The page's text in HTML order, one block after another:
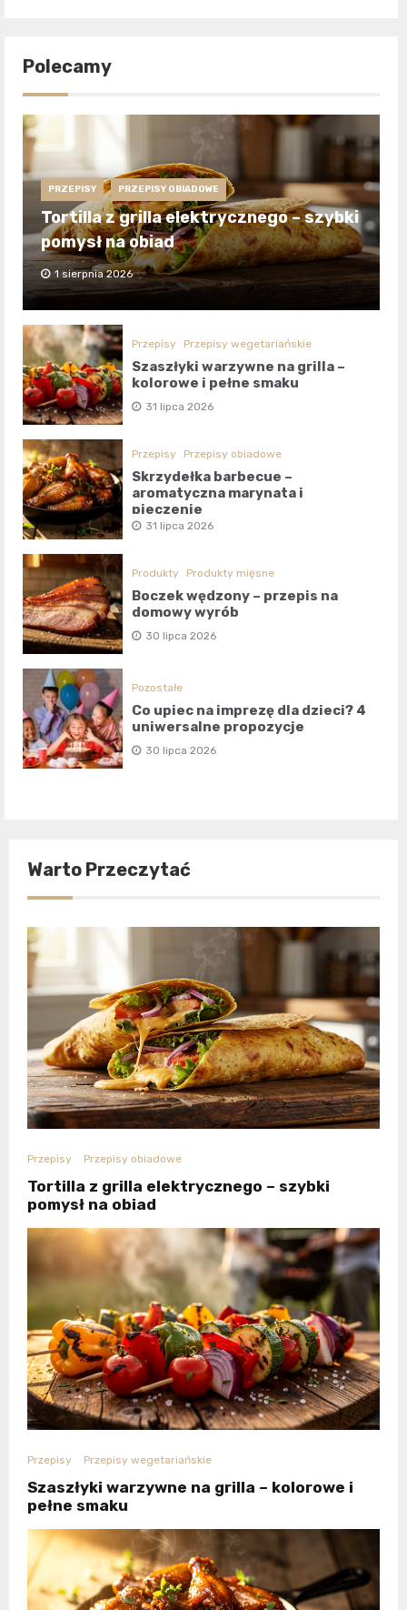
Polecamy
PRZEPISY PRZEPISY OBIADOWE
Tortilla z grilla elektrycznego – szybki
pomysł na obiad
1 sierpnia 2026
Przepisy Przepisy wegetariańskie
Szaszłyki warzywne na grilla –
kolorowe i pełne smaku
31 lipca 2026
Przepisy Przepisy obiadowe
Skrzydełka barbecue –
aromatyczna marynata i
pieczenie
31 lipca 2026
Produkty Produkty mięsne
Boczek wędzony – przepis na
domowy wyrób
30 lipca 2026
Pozostałe
Co upiec na imprezę dla dzieci? 4
uniwersalne propozycje
30 lipca 2026
Warto Przeczytać
Przepisy Przepisy obiadowe
Tortilla z grilla elektrycznego – szybki
pomysł na obiad
Przepisy Przepisy wegetariańskie
Szaszłyki warzywne na grilla – kolorowe i
pełne smaku